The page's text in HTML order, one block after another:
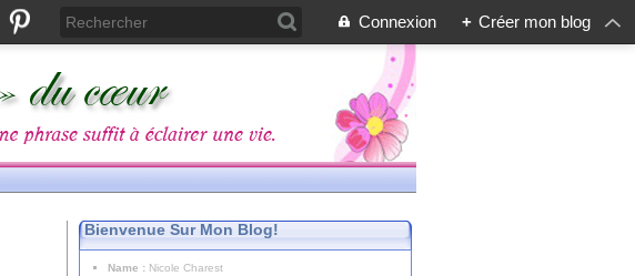
Connexion + Créer mon blog
Bienvenue Sur Mon Blog!
Name : Nicole Charest